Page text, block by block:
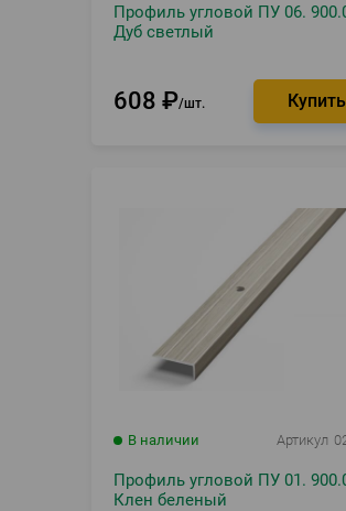
Профиль угловой ПУ 06.
Дуб светлый
608 ₽ шт.
В наличии Артикул
Профиль угловой ПУ 01.
Клен беленый